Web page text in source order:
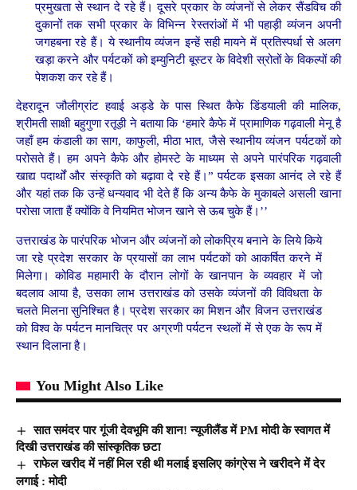
प्रमुखता से स्थान दे रहे हैं। दूसरे प्रकार के व्यंजनों से लेकर सैंडविच की
दुकानों तक सभी प्रकार के विभिन्न रेस्तरांओं में भी पहाड़ी व्यंजन अपनी
जगहबना रहे हैं। ये स्थानीय व्यंजन इन्हें सही मायने में प्रतिस्पर्धा से अलग
खड़ा करने और पर्यटकों को इम्युनिटी बूस्टर के विदेशी स्रोतों के विकल्पों की
पेशकश कर रहे हैं।
देहरादून जौलीग्रांट हवाई अड्डे के पास स्थित कैफे डिंडयाली की मालिक,
श्रीमती साक्षी बहुगुणा रतूड़ी ने बताया कि ‘हमारे कैफे में प्रामाणिक गढ़वाली मेनू है
जहाँ हम कंडाली का साग, काफुली, मीठा भात, जैसे स्थानीय व्यंजन पर्यटकों को
परोसते हैं। हम अपने कैफे और होमस्टे के माध्यम से अपने पारंपरिक गढ़वाली
खाद्य पदार्थों और संस्कृति को बढ़ावा दे रहे हैं।” पर्यटक इसका आनंद ले रहे हैं
और यहां तक कि उन्हें धन्यवाद भी देते हैं कि अन्य कैफे के मुकाबले असली खाना
परोसा जाता हैं क्योंकि वे नियमित भोजन खाने से ऊब चुके हैं।’’
उत्तराखंड के पारंपरिक भोजन और व्यंजनों को लोकप्रिय बनाने के लिये किये
जा रहे प्रदेश सरकार के प्रयासों का लाभ पर्यटकों को आकर्षित करने में
मिलेगा। कोविड महामारी के दौरान लोगों के खानपान के व्यवहार में जो
बदलाव आया है, उसका लाभ उत्तराखंड को उसके व्यंजनों की विविधता के
चलते मिलना सुनिश्चित है। प्रदेश सरकार का मिशन और विजन उत्तराखंड
को विश्व के पर्यटन मानचित्र पर अग्रणी पर्यटन स्थलों में से एक के रूप में
स्थान दिलाना है।
You Might Also Like
सात समंदर पार गूंजी देवभूमि की शान! न्यूजीलैंड में PM मोदी के स्वागत में
दिखी उत्तराखंड की सांस्कृतिक छटा
राफेल खरीद में नहीं मिल रही थी मलाई इसलिए कांग्रेस ने खरीदने में देर
लगाई : मोदी